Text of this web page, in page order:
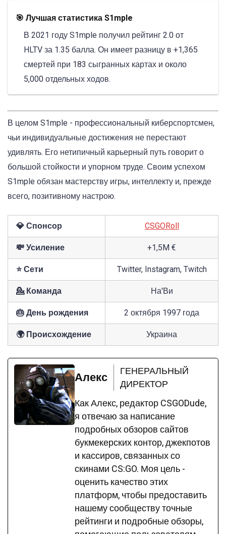
🎯 Лучшая статистика S1mple
В 2021 году S1mple получил рейтинг 2.0 от
HLTV за 1.35 балла. Он имеет разницу в +1,365
смертей при 183 сыгранных картах и около
5,000 отдельных ходов.
В целом S1mple - профессиональный киберспортсмен,
чьи индивидуальные достижения не перестают
удивлять. Его нетипичный карьерный путь говорит о
большой стойкости и упорном труде. Своим успехом
S1mple обязан мастерству игры, интеллекту и, прежде
всего, позитивному настрою.
💎 Спонсор CSGORoll
💸 Усиление +1,5M €
⭐ Сети Twitter, Instagram, Twitch
💁 Команда На'Ви
🎂 День рождения 2 октября 1997 года
🌍 Происхождение Украина
Алекс
ГЕНЕРАЛЬНЫЙ
ДИРЕКТОР
Как Алекс, редактор CSGODude,
я отвечаю за написание
подробных обзоров сайтов
букмекерских контор, джекпотов
и кассиров, связанных со
скинами CS:GO. Моя цель -
оценить качество этих
платформ, чтобы предоставить
нашему сообществу точные
рейтинги и подробные обзоры,